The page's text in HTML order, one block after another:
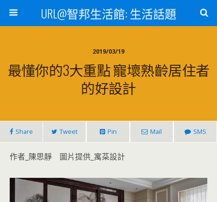
URL@智邦生活館: 生活話題
2019/03/19
最懂你的3大重點 寵壞熟齡居住者
的好設計
Share Tweet Pin Mail SMS
作者_陳思靜 圖片提供_寓䒳設計